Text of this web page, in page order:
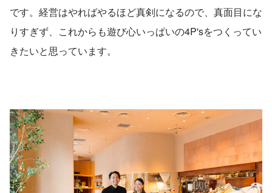
です。経営はやればやるほど真剣になるので、真面目にな
りすぎず、これからも遊び心いっぱいの4P'sをつくってい
きたいと思っています。